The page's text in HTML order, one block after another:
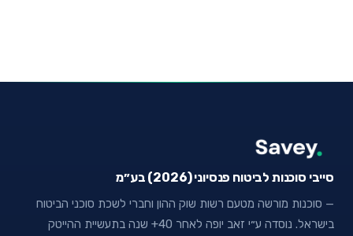
סייבי סוכנות לביטוח פנסיוני (2026) בע״מ
— סוכנות מורשה מטעם רשות שוק ההון וחברי לשכת סוכני הביטוח
בישראל. נוסדה ע״י זאב יופה לאחר 40+ שנה בתעשיית ההייטק